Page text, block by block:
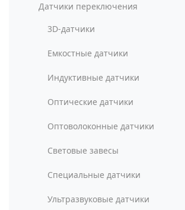
Датчики переключения
3D-датчики
Емкостные датчики
Индуктивные датчики
Оптические датчики
Оптоволоконные датчики
Световые завесы
Специальные датчики
Ультразвуковые датчики